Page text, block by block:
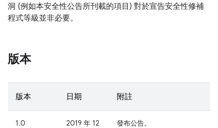
洞 (例如本安全性公告所刊載的項目) 對於宣告安全性修補
程式等級並非必要。
版本
版本 日期 附註
1.0
2019 年 12
發布公告。